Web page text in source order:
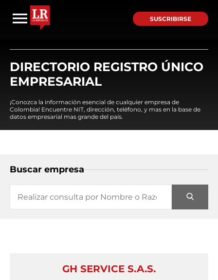
SUSCRIBIRSE
DIRECTORIO REGISTRO ÚNICO
EMPRESARIAL
¡Conozca la información esencial de cualquier empresa de
Colombia! Encuentre NIT, dirección, teléfono, y mas en la base de
datos empresarial mas grande del país.
Buscar empresa
GH SERVICE S.A.S.